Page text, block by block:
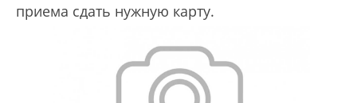
приема сдать нужную карту.